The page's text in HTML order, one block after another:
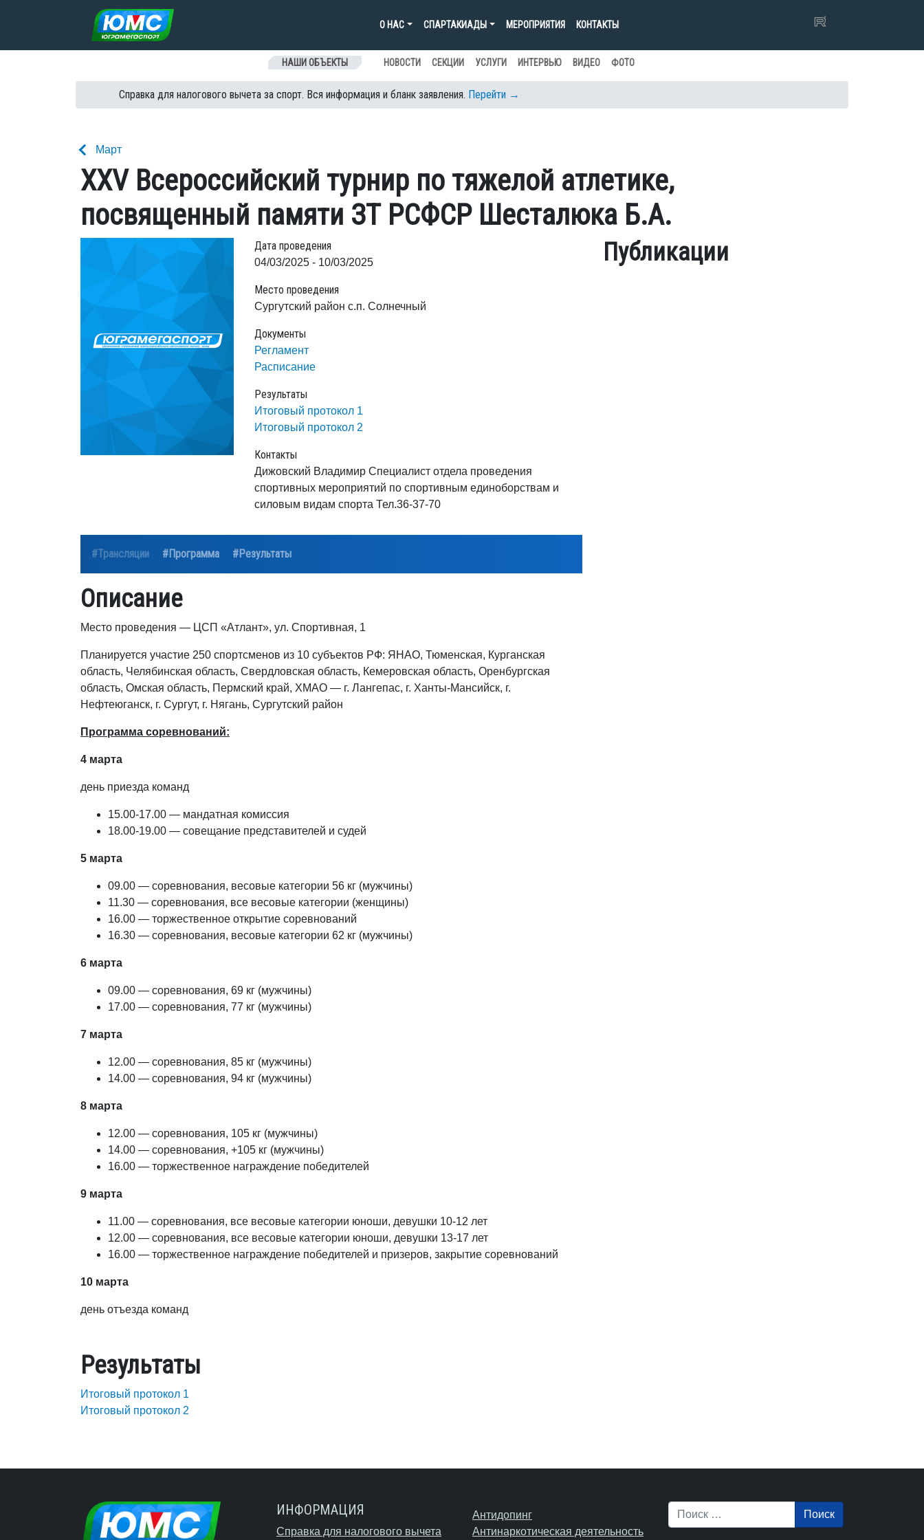
Перейти к содержанию
О НАС СПАРТАКИАДЫ МЕРОПРИЯТИЯ КОНТАКТЫ
НАШИ ОБЪЕКТЫ НОВОСТИ СЕКЦИИ УСЛУГИ ИНТЕРВЬЮ ВИДЕО ФОТО
Справка для налогового вычета за спорт. Вся информация и бланк заявления. Перейти →
Март
ХXV Всероссийский турнир по тяжелой атлетике,
посвященный памяти ЗТ РСФСР Шесталюка Б.А.
Дата проведения
04/03/2025 - 10/03/2025
Место проведения
Сургутский район с.п. Солнечный
Документы
Регламент
Расписание
Результаты
Итоговый протокол 1
Итоговый протокол 2
Контакты
Дижовский Владимир Специалист отдела проведения
спортивных мероприятий по спортивным единоборствам и
силовым видам спорта Тел.36-37-70
#Трансляции #Программа #Результаты
Описание
Место проведения — ЦСП «Атлант», ул. Спортивная, 1
Планируется участие 250 спортсменов из 10 субъектов РФ: ЯНАО, Тюменская, Курганская
область, Челябинская область, Свердловская область, Кемеровская область, Оренбургская
область, Омская область, Пермский край, ХМАО — г. Лангепас, г. Ханты-Мансийск, г.
Нефтеюганск, г. Сургут, г. Нягань, Сургутский район
Программа соревнований:
4 марта
день приезда команд
15.00-17.00 — мандатная комиссия
18.00-19.00 — совещание представителей и судей
5 марта
09.00 — соревнования, весовые категории 56 кг (мужчины)
11.30 — соревнования, все весовые категории (женщины)
16.00 — торжественное открытие соревнований
16.30 — соревнования, весовые категории 62 кг (мужчины)
6 марта
09.00 — соревнования, 69 кг (мужчины)
17.00 — соревнования, 77 кг (мужчины)
7 марта
12.00 — соревнования, 85 кг (мужчины)
14.00 — соревнования, 94 кг (мужчины)
8 марта
12.00 — соревнования, 105 кг (мужчины)
14.00 — соревнования, +105 кг (мужчины)
16.00 — торжественное награждение победителей
9 марта
11.00 — соревнования, все весовые категории юноши, девушки 10-12 лет
12.00 — соревнования, все весовые категории юноши, девушки 13-17 лет
16.00 — торжественное награждение победителей и призеров, закрытие соревнований
10 марта
день отъезда команд
Результаты
Итоговый протокол 1
Итоговый протокол 2
Публикации
ИНФОРМАЦИЯ
Справка для налогового вычета
Антидопинг
Антинаркотическая деятельность
Поиск